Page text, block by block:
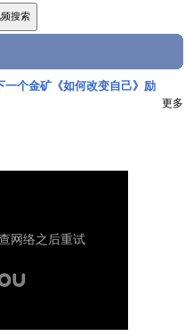
一个金矿《如何改变自己》励
更多